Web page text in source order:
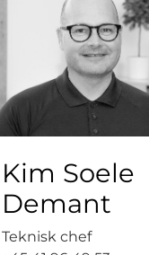
Kim Soele
Demant
Teknisk chef